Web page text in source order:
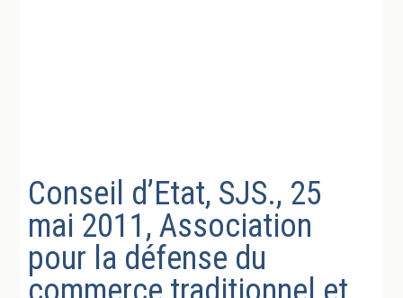
Conseil d’Etat, SJS., 25
mai 2011, Association
pour la défense du
commerce traditionnel et